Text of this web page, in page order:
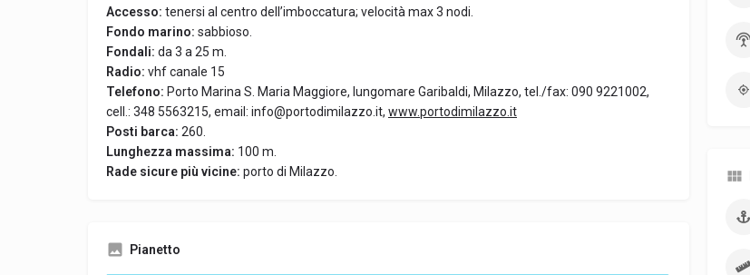
Accesso: tenersi al centro dell’imboccatura; velocità max 3 nodi.
Fondo marino: sabbioso.
Fondali: da 3 a 25 m.
Radio: vhf canale 15
Telefono: Porto Marina S. Maria Maggiore, lungomare Garibaldi, Milazzo, tel./fax: 090 9221002,
cell.: 348 5563215, email: info@portodimilazzo.it, www.portodimilazzo.it
Posti barca: 260.
Lunghezza massima: 100 m.
Rade sicure più vicine: porto di Milazzo.
Pianetto